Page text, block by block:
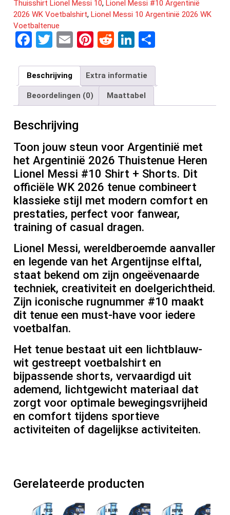
Thuisshirt Lionel Messi 10,Lionel Messi #10 Argentinië
2026 WK Voetbalshirt,Lionel Messi 10 Argentinië 2026 WK
Voetbaltenue
F
ce
b
o
o
T
tt
er
E
ail
Pi
er
es
t
R
d
di
t
Li
ke
dI
n
e
n
Beschrijving Extra informatie
Beoordelingen (0) Maattabel
Beschrijving
Toon jouw steun voor Argentinië met
het Argentinië 2026 Thuistenue Heren
Lionel Messi #10 Shirt + Shorts. Dit
officiële WK 2026 tenue combineert
klassieke stijl met modern comfort en
prestaties, perfect voor fanwear,
training of casual dragen.
Lionel Messi, wereldberoemde aanvaller
en legende van het Argentijnse elftal,
staat bekend om zijn ongeëvenaarde
techniek, creativiteit en doelgerichtheid.
Zijn iconische rugnummer #10 maakt
dit tenue een must-have voor iedere
voetbalfan.
Het tenue bestaat uit een lichtblauw-
wit gestreept voetbalshirt en
bijpassende shorts, vervaardigd uit
ademend, lichtgewicht materiaal dat
zorgt voor optimale bewegingsvrijheid
en comfort tijdens sportieve
activiteiten of dagelijkse activiteiten.
Gerelateerde producten